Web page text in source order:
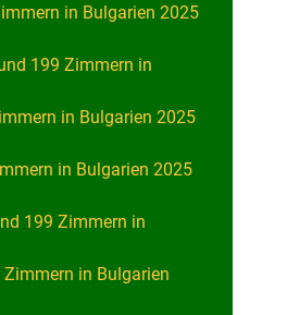
in Bulgarien 2025
199 Zimmern in
in Bulgarien 2025
in Bulgarien 2025
199 Zimmern in
Zimmern in Bulgarien